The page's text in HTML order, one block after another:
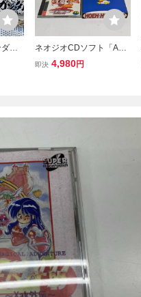
ム
ネオジオCDソフト「ART
OF FIGHTING 龍虎の拳
即決 4,980円